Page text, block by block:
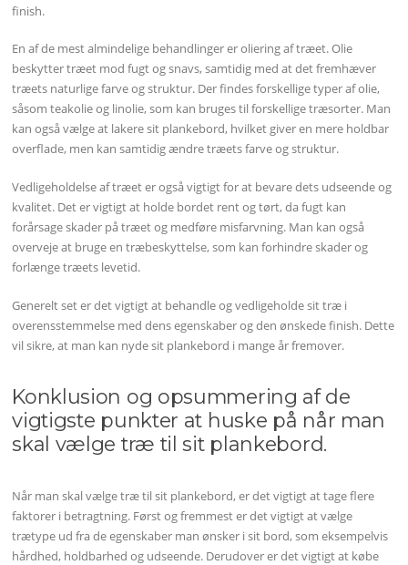
finish.
En af de mest almindelige behandlinger er oliering af træet. Olie
beskytter træet mod fugt og snavs, samtidig med at det fremhæver
træets naturlige farve og struktur. Der findes forskellige typer af olie,
såsom teakolie og linolie, som kan bruges til forskellige træsorter. Man
kan også vælge at lakere sit plankebord, hvilket giver en mere holdbar
overflade, men kan samtidig ændre træets farve og struktur.
Vedligeholdelse af træet er også vigtigt for at bevare dets udseende og
kvalitet. Det er vigtigt at holde bordet rent og tørt, da fugt kan
forårsage skader på træet og medføre misfarvning. Man kan også
overveje at bruge en træbeskyttelse, som kan forhindre skader og
forlænge træets levetid.
Generelt set er det vigtigt at behandle og vedligeholde sit træ i
overensstemmelse med dens egenskaber og den ønskede finish. Dette
vil sikre, at man kan nyde sit plankebord i mange år fremover.
Konklusion og opsummering af de
vigtigste punkter at huske på når man
skal vælge træ til sit plankebord.
Når man skal vælge træ til sit plankebord, er det vigtigt at tage flere
faktorer i betragtning. Først og fremmest er det vigtigt at vælge
trætype ud fra de egenskaber man ønsker i sit bord, som eksempelvis
hårdhed, holdbarhed og udseende. Derudover er det vigtigt at købe